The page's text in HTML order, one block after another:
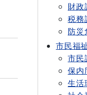
財政
税務
防災
市民福
市民
保内
生活